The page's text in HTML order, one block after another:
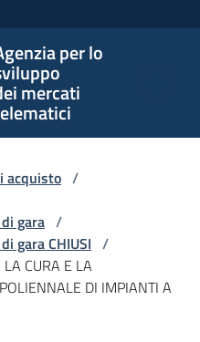
per lo
mercati
acquisto /
gara /
gara CHIUSI /
CURA E LA
DI IMPIANTI A